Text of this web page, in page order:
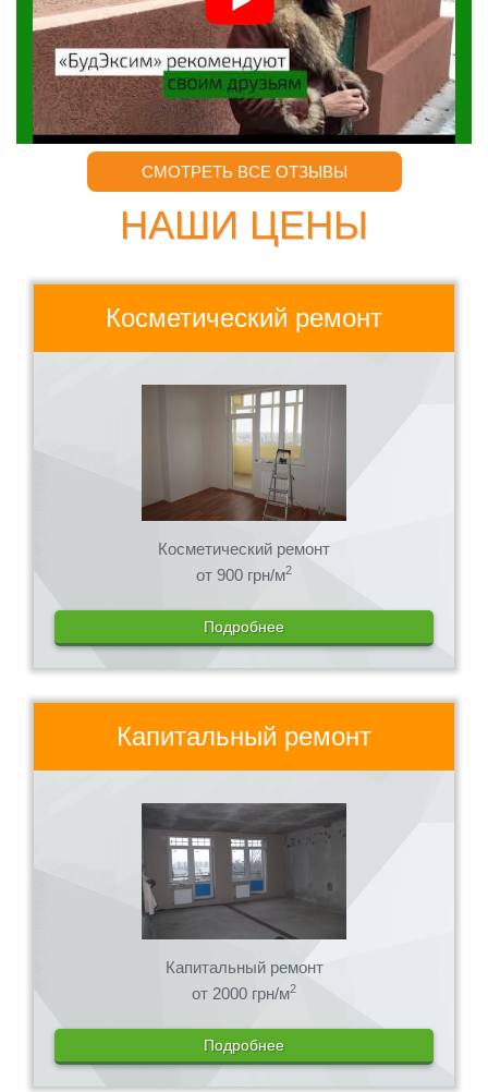
СМОТРЕТЬ ВСЕ ОТЗЫВЫ
НАШИ ЦЕНЫ
Косметический ремонт
Косметический ремонт
от 900 грн/м2
Подробнее
Капитальный ремонт
Капитальный ремонт
от 2000 грн/м2
Подробнее